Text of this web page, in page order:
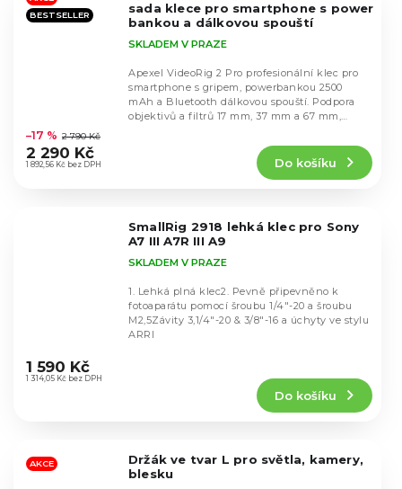
BESTSELLER
sada klece pro smartphone s power
bankou a dálkovou spouští
hodnocení
produktu
je
SKLADEM V PRAZE
1 892,56 Kč bez DPH
–17 % 2 790 Kč
2 290 Kč
Do košíku
Apexel VideoRig 2 Pro profesionální klec pro
smartphone s gripem, powerbankou 2500
mAh a Bluetooth dálkovou spouští. Podpora
objektivů a filtrů 17 mm, 37 mm a 67 mm,
SmallRig 2918 lehká klec pro Sony
A7 III A7R III A9
hodnocení
produktu
hvězdiček.
SKLADEM V PRAZE
1 314,05 Kč bez DPH
1 590 Kč
Do košíku
1. Lehká plná klec2. Pevně připevněno k
fotoaparátu pomocí šroubu 1/4"-20 a šroubu
M2,5Závity 3,1/4"-20 & 3/8"-16 a úchyty ve stylu
ARRI
AKCE
Držák ve tvar L pro světla, kamery,
blesku